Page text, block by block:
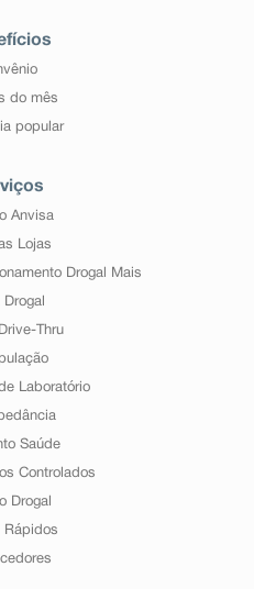
do mês
popular
Anvisa
Lojas
Drogal Mais
Drogal
Thru
Laboratório
Saúde
Controlados
Drogal
Rápidos